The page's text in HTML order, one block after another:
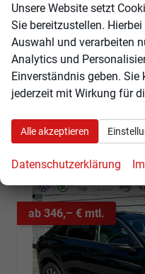
Kraftstoff
Benzin
Leistung 110 kW (150 PS)
01.06.2026
37.160,– €
incl. 19% MwSt.
CO -Klasse: D
CO2-Emissionen:
ab 346,– € mtl.
Unsere Website setzt
Sie bereitzustellen.
Auswahl und verarbeiten
Analytics und
Einverständnis geben.
jederzeit mit Wirkung für
Alle akzeptieren
Datenschutzerklärung